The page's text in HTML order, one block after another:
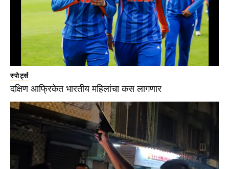
स्पोर्ट्स
दक्षिण आफ्रिकेत भारतीय महिलांचा कस लागणार